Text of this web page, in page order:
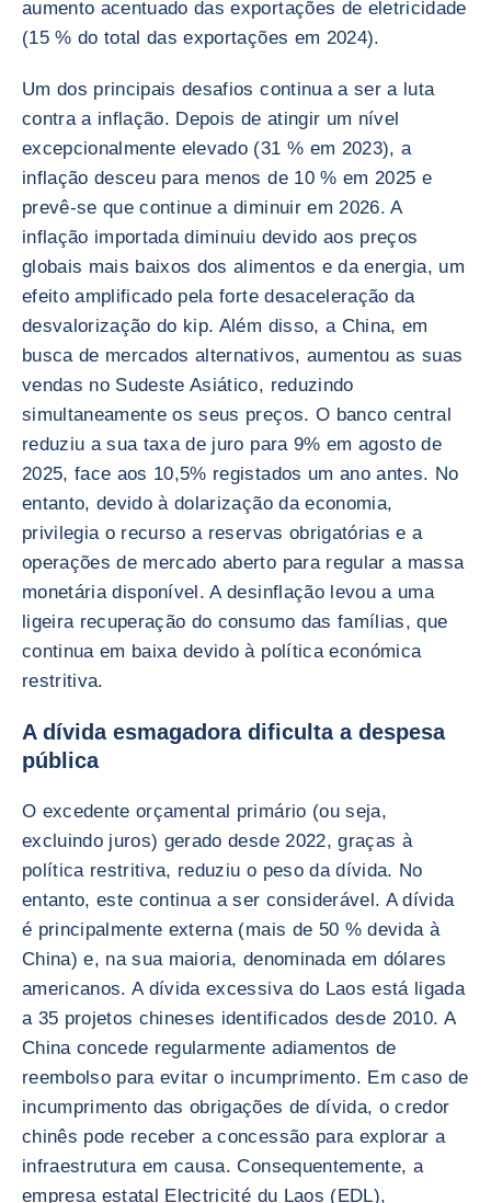
aumento acentuado das exportações de eletricidade
(15 % do total das exportações em 2024).
Um dos principais desafios continua a ser a luta
contra a inflação. Depois de atingir um nível
excepcionalmente elevado (31 % em 2023), a
inflação desceu para menos de 10 % em 2025 e
prevê-se que continue a diminuir em 2026. A
inflação importada diminuiu devido aos preços
globais mais baixos dos alimentos e da energia, um
efeito amplificado pela forte desaceleração da
desvalorização do kip. Além disso, a China, em
busca de mercados alternativos, aumentou as suas
vendas no Sudeste Asiático, reduzindo
simultaneamente os seus preços. O banco central
reduziu a sua taxa de juro para 9% em agosto de
2025, face aos 10,5% registados um ano antes. No
entanto, devido à dolarização da economia,
privilegia o recurso a reservas obrigatórias e a
operações de mercado aberto para regular a massa
monetária disponível. A desinflação levou a uma
ligeira recuperação do consumo das famílias, que
continua em baixa devido à política económica
restritiva.
A dívida esmagadora dificulta a despesa
pública
O excedente orçamental primário (ou seja,
excluindo juros) gerado desde 2022, graças à
política restritiva, reduziu o peso da dívida. No
entanto, este continua a ser considerável. A dívida
é principalmente externa (mais de 50 % devida à
China) e, na sua maioria, denominada em dólares
americanos. A dívida excessiva do Laos está ligada
a 35 projetos chineses identificados desde 2010. A
China concede regularmente adiamentos de
reembolso para evitar o incumprimento. Em caso de
incumprimento das obrigações de dívida, o credor
chinês pode receber a concessão para explorar a
infraestrutura em causa. Consequentemente, a
empresa estatal Electricité du Laos (EDL),